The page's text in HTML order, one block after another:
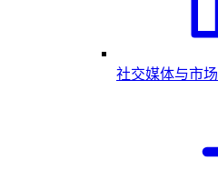
社交媒体与市场